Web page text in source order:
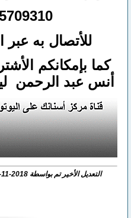
للأتصالبه عبر
كما بإمكانكم
أنس عبد الرحمن
التعديل الأخير تم بواسطة asnanaka ; 01-11-2018 الساعة